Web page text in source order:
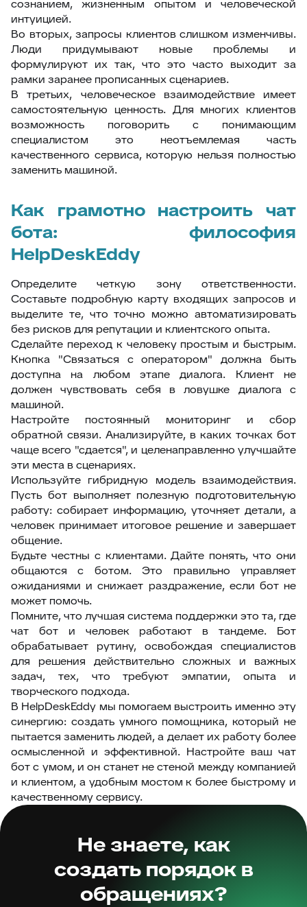
сознанием, жизненным опытом и человеческой
интуицией.
Во вторых, запросы клиентов слишком изменчивы.
Люди придумывают новые проблемы и
формулируют их так, что это часто выходит за
рамки заранее прописанных сценариев.
В третьих, человеческое взаимодействие имеет
самостоятельную ценность. Для многих клиентов
возможность поговорить с понимающим
специалистом это неотъемлемая часть
качественного сервиса, которую нельзя полностью
заменить машиной.
Как грамотно настроить чат
бота: философия
HelpDeskEddy
Определите четкую зону ответственности.
Составьте подробную карту входящих запросов и
выделите те, что точно можно автоматизировать
без рисков для репутации и клиентского опыта.
Сделайте переход к человеку простым и быстрым.
Кнопка "Связаться с оператором" должна быть
доступна на любом этапе диалога. Клиент не
должен чувствовать себя в ловушке диалога с
машиной.
Настройте постоянный мониторинг и сбор
обратной связи. Анализируйте, в каких точках бот
чаще всего "сдается", и целенаправленно улучшайте
эти места в сценариях.
Используйте гибридную модель взаимодействия.
Пусть бот выполняет полезную подготовительную
работу: собирает информацию, уточняет детали, а
человек принимает итоговое решение и завершает
общение.
Будьте честны с клиентами. Дайте понять, что они
общаются с ботом. Это правильно управляет
ожиданиями и снижает раздражение, если бот не
может помочь.
Помните, что лучшая система поддержки это та, где
чат бот и человек работают в тандеме. Бот
обрабатывает рутину, освобождая специалистов
для решения действительно сложных и важных
задач, тех, что требуют эмпатии, опыта и
творческого подхода.
В HelpDeskEddy мы помогаем выстроить именно эту
синергию: создать умного помощника, который не
пытается заменить людей, а делает их работу более
осмысленной и эффективной. Настройте ваш чат
бот с умом, и он станет не стеной между компанией
и клиентом, а удобным мостом к более быстрому и
качественному сервису.
Не знаете, как
создать порядок в
обращениях?